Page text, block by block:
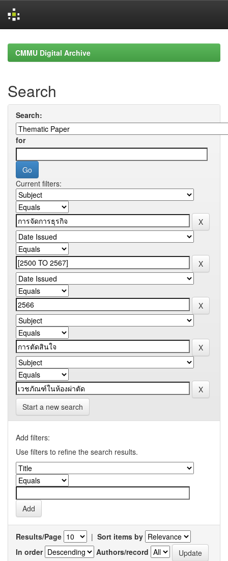
navigationCMMU Digital Archive
Search
Search:
for
Current filters:
Start a new search
Add filters:
Use filters to refine the search results.
Results/Page | Sort items by
In order
Authors/record